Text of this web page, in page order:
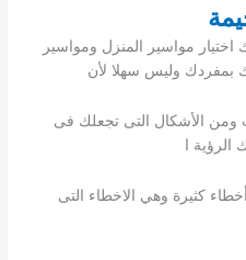
اختيار مواسير المنزل ومواسير
بمفردك وليس سهلا لأن
ومن الأشكال التى تجعلك فى
الرؤية ا
كثيرة وهي الاخطاء التى